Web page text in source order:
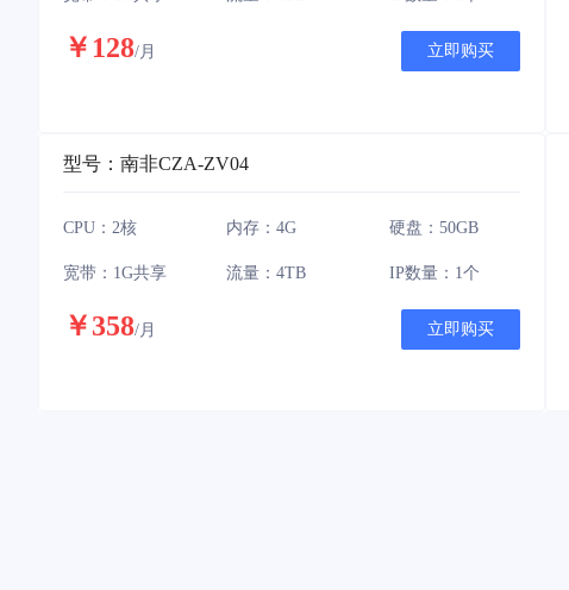
￥128/月 立即购买
型号：南非CZA-ZV04
CPU：2核 内存：4G 硬盘：50GB
宽带：1G共享 流量：4TB IP数量：1个
￥358/月 立即购买